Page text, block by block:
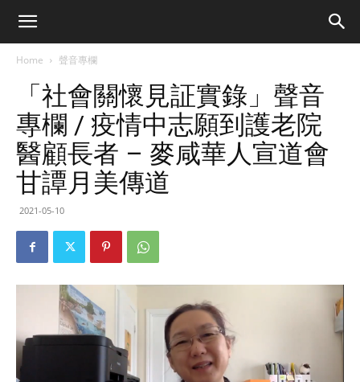
Home 聲音專欄
「社會關懷見証實錄」聲音
專欄 / 疫情中志願到護老院
醫顧長者 – 麥咸華人宣道會
甘譚月美傳道
2021-05-10